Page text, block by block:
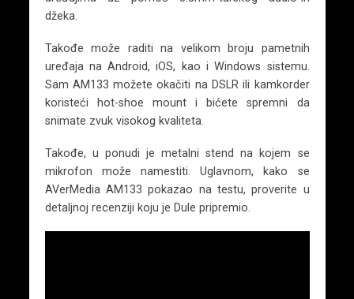
džeka.
Takođe može raditi na velikom broju pametnih
uređaja na Android, iOS, kao i Windows sistemu.
Sam AM133 možete okačiti na DSLR ili kamkorder
koristeći hot-shoe mount i bićete spremni da
snimate zvuk visokog kvaliteta.
Takođe, u ponudi je metalni stend na kojem se
mikrofon može namestiti. Uglavnom, kako se
AVerMedia AM133 pokazao na testu, proverite u
detaljnoj recenziji koju je Dule pripremio.